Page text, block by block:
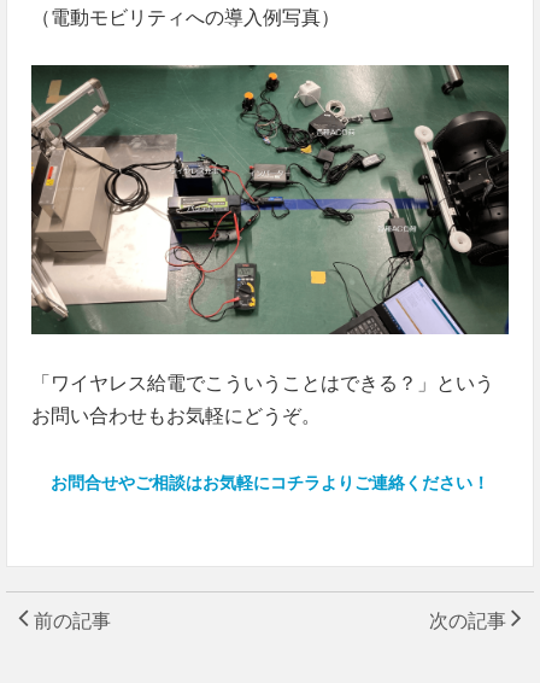
（電動モビリティへの導入例写真）
「ワイヤレス給電でこういうことはできる？」という
お問い合わせもお気軽にどうぞ。
お問合せやご相談はお気軽にコチラよりご連絡ください！
前の記事 次の記事